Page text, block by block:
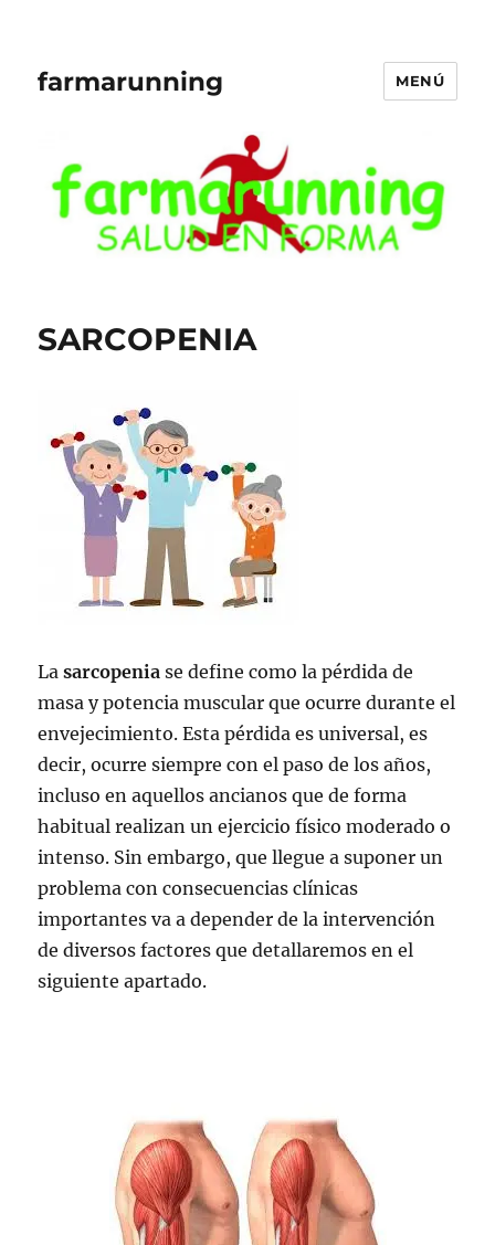
farmarunning MENÚ
SARCOPENIA
La sarcopenia se define como la pérdida de
masa y potencia muscular que ocurre durante el
envejecimiento. Esta pérdida es universal, es
decir, ocurre siempre con el paso de los años,
incluso en aquellos ancianos que de forma
habitual realizan un ejercicio físico moderado o
intenso. Sin embargo, que llegue a suponer un
problema con consecuencias clínicas
importantes va a depender de la intervención
de diversos factores que detallaremos en el
siguiente apartado.